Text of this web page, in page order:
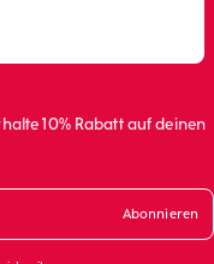
10% Rabatt auf deinen
Abonnieren